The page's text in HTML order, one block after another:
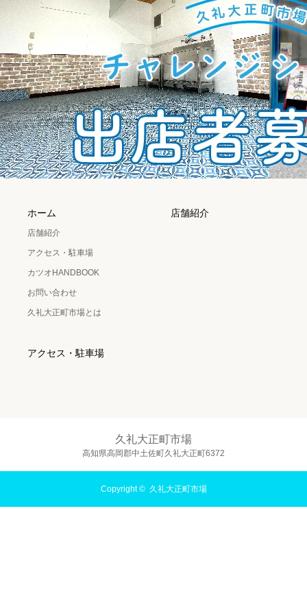
ホーム
店舗紹介
アクセス・駐車場
カツオHANDBOOK
お問い合わせ
久礼大正町市場とは
店舗紹介
アクセス・駐車場
久礼大正町市場
高知県高岡郡中土佐町久礼大正町6372
Copyright © 久礼大正町市場